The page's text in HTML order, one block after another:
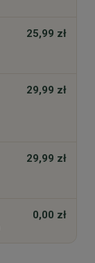
25,99 zł
29,99 zł
29,99 zł
0,00 zł